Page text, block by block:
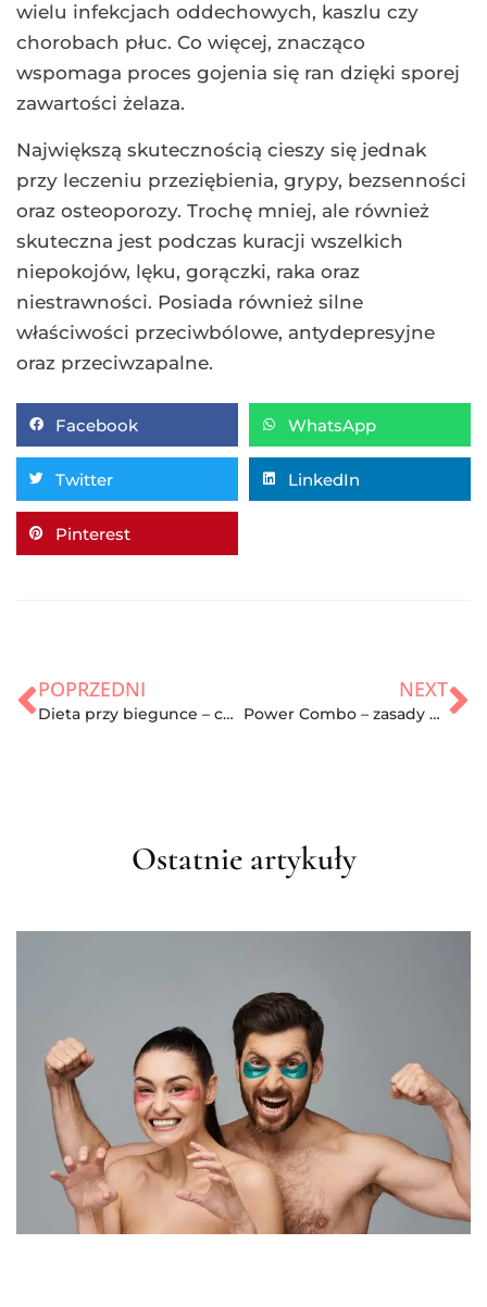
wielu infekcjach oddechowych, kaszlu czy
chorobach płuc. Co więcej, znacząco
wspomaga proces gojenia się ran dzięki sporej
zawartości żelaza.
Największą skutecznością cieszy się jednak
przy leczeniu przeziębienia, grypy, bezsenności
oraz osteoporozy. Trochę mniej, ale również
skuteczna jest podczas kuracji wszelkich
niepokojów, lęku, gorączki, raka oraz
niestrawności. Posiada również silne
właściwości przeciwbólowe, antydepresyjne
oraz przeciwzapalne.
Facebook WhatsApp
Twitter LinkedIn
Pinterest
POPRZEDNI
Dieta przy biegunce – co jeść, gdy masz biegunkę? Zasady i skuteczność
NEXT
Power Combo – zasady ćwiczeń, efekty
Ostatnie artykuły